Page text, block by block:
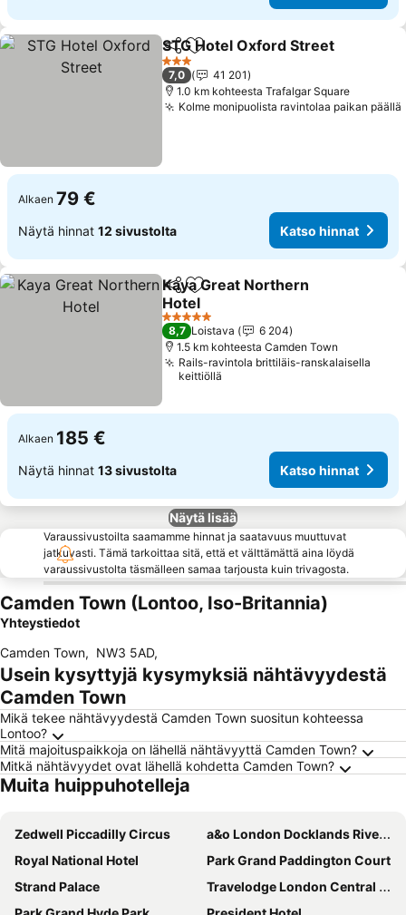
Jaa Lisää suosikkeihin
STG Hotel Oxford Street
3 Tähtiluokitus
7,0
41 201
1.0 km kohteesta Trafalgar Square
Kolme monipuolista ravintolaa paikan päällä
Alkaen 79 €
Näytä hinnat 12 sivustolta Katso hinnat
Jaa Lisää suosikkeihin
Kaya Great Northern
Hotel
Katso hinnat
5 Tähtiluokitus
8,7 Loistava
6 204
1.5 km kohteesta Camden Town
Rails-ravintola brittiläis-ranskalaisella
keittiöllä
Alkaen 185 €
Näytä hinnat 13 sivustolta Katso hinnat
Näytä lisää
Varaussivustoilta saamamme hinnat ja saatavuus muuttuvat
jatkuvasti. Tämä tarkoittaa sitä, että et välttämättä aina löydä
varaussivustolta täsmälleen samaa tarjousta kuin trivagosta.
Camden Town (Lontoo, Iso-Britannia)
Yhteystiedot
Camden Town, NW3 5AD,
Usein kysyttyjä kysymyksiä nähtävyydestä
Camden Town
Mikä tekee nähtävyydestä Camden Town suositun kohteessa
Lontoo?
Mitä majoituspaikkoja on lähellä nähtävyyttä Camden Town?
Mitkä nähtävyydet ovat lähellä kohdetta Camden Town?
Muita huippuhotelleja
Zedwell Piccadilly Circus
a&o London Docklands Riverside
Royal National Hotel
Park Grand Paddington Court
Strand Palace
Travelodge London Central City Road